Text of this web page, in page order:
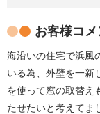
お客様コメ
海沿いの住宅で浜風
いる為、外壁を一新
を使って窓の取替え
たせたいと考えてま